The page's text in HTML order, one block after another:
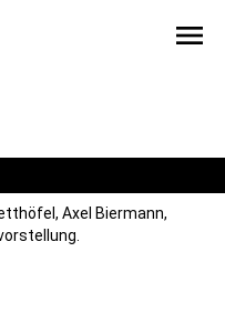
menu
Axel Biermann,